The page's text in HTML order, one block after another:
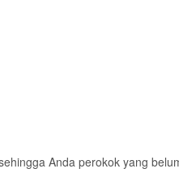
Anda perokok yang